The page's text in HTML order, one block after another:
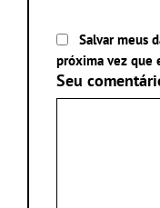
Salvar meus
próxima vez que
Seu